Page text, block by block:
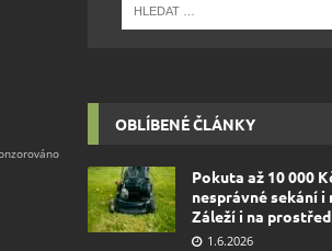
OBLÍBENÉ ČLÁNKY
Pokuta až 10 000
nesprávné sekání i
Záleží i na
1.6.2026